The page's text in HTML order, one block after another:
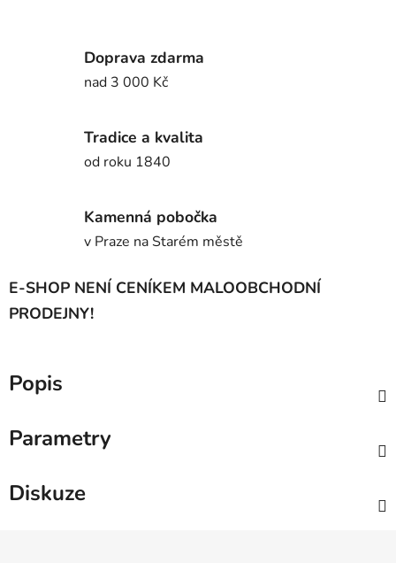
Doprava zdarma
nad 3 000 Kč
Tradice a kvalita
od roku 1840
Kamenná pobočka
v Praze na Starém městě
E-SHOP NENÍ CENÍKEM MALOOBCHODNÍ
PRODEJNY!
Popis
Parametry
Diskuze